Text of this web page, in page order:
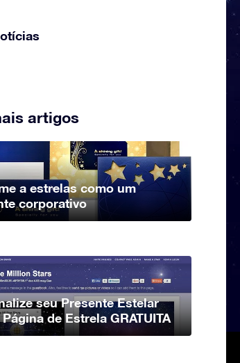
artigos
a estrelas como um
corporativo
seu Presente Estelar
de Estrela GRATUITA